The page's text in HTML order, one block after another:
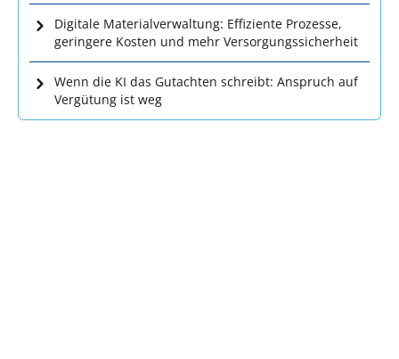
Digitale Materialverwaltung: Effiziente Prozesse,
geringere Kosten und mehr Versorgungssicherheit
Wenn die KI das Gutachten schreibt: Anspruch auf
Vergütung ist weg